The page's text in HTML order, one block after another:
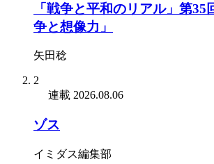
「戦争と平和のリアル」第
争と想像力」
矢田稔
2
連載 2026.08.06
ゾス
イミダス編集部